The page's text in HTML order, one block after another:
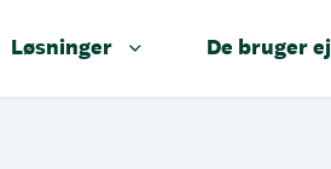
Løsninger De bruger